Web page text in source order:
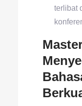
terlibat